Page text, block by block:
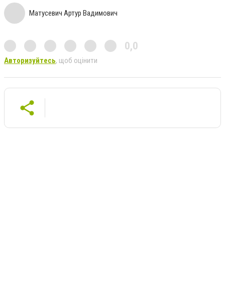
Матусевич Артур Вадимович
0,0
Авторизуйтесь, щоб оцінити